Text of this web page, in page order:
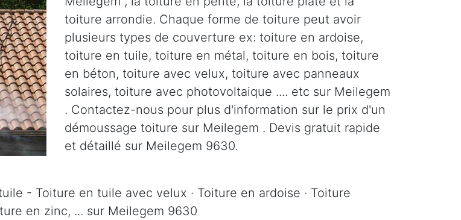
toiture arrondie. Chaque forme de toiture peut avoir
plusieurs types de couverture ex: toiture en ardoise,
toiture en tuile, toiture en métal, toiture en bois, toiture
en béton, toiture avec velux, toiture avec panneaux
solaires, toiture avec photovoltaique .... etc sur Meilegem
. Contactez-nous pour plus d'information sur le prix d'un
démoussage toiture sur Meilegem . Devis gratuit rapide
et détaillé sur Meilegem 9630.
- Toiture en tuile avec velux · Toiture en ardoise · Toiture
en zinc, ... sur Meilegem 9630